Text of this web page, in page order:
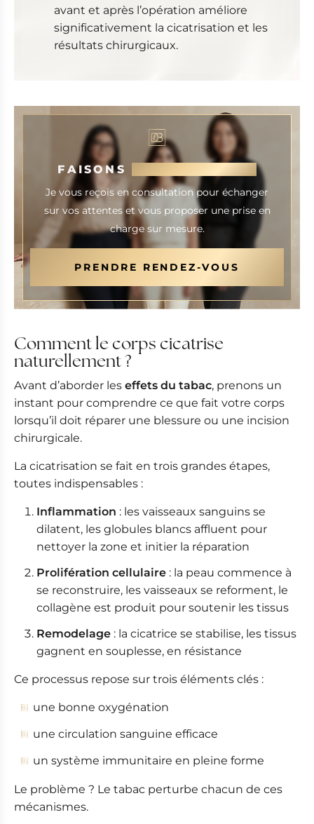
avant et après l’opération améliore
significativement la cicatrisation et les
résultats chirurgicaux.
FAISONS
Je vous reçois en consultation pour échanger
sur vos attentes et vous proposer une prise en
charge sur mesure.
PRENDRE RENDEZ-VOUS
Comment le corps cicatrise
naturellement ?
Avant d’aborder les effets du tabac, prenons un
instant pour comprendre ce que fait votre corps
lorsqu’il doit réparer une blessure ou une incision
chirurgicale.
La cicatrisation se fait en trois grandes étapes,
toutes indispensables :
Inflammation : les vaisseaux sanguins se
dilatent, les globules blancs affluent pour
nettoyer la zone et initier la réparation
Prolifération cellulaire : la peau commence à
se reconstruire, les vaisseaux se reforment, le
collagène est produit pour soutenir les tissus
Remodelage : la cicatrice se stabilise, les tissus
gagnent en souplesse, en résistance
Ce processus repose sur trois éléments clés :
une bonne oxygénation
une circulation sanguine efficace
un système immunitaire en pleine forme
Le problème ? Le tabac perturbe chacun de ces
mécanismes.